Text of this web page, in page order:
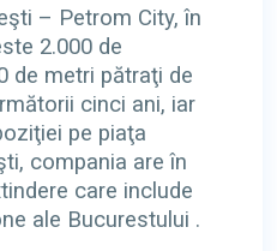
– Petrom City, în
2.000 de
de metri pătraţi de
cinci ani, iar
pe piaţa
compania are în
care include
ale Bucurestului .